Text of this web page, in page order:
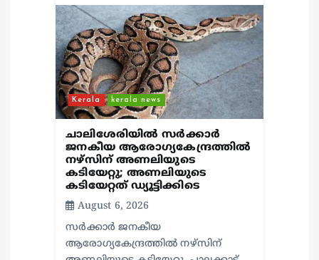
Kerala kerala news
ചാലിശേരിയില്‍ സര്‍ക്കാര്‍
ജനകീയ ആരോഗ്യകേന്ദ്രത്തില്‍
നഴ്സിന് അണലിയുടെ
കടിയേറ്റു; അണലിയുടെ
കടിയേറ്റത് ഡ്യൂട്ടിക്കിടെ
August 6, 2026
സര്‍ക്കാര്‍ ജനകീയ
ആരോഗ്യകേന്ദ്രത്തില്‍ നഴ്സിന്